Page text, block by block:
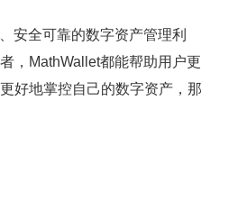
安全可靠的数字资产管理利
，MathWallet都能帮助用户更
好地掌控自己的数字资产，那